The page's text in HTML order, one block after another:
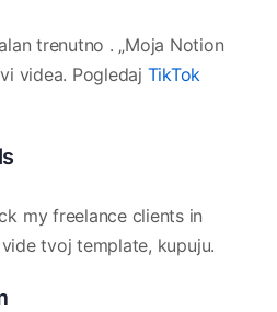
trenutno . „Moja Notion
videa. Pogledaj TikTok
my freelance clients in
tvoj template, kupuju.